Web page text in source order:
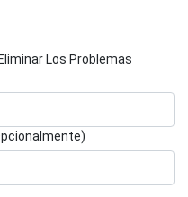
Los Problemas